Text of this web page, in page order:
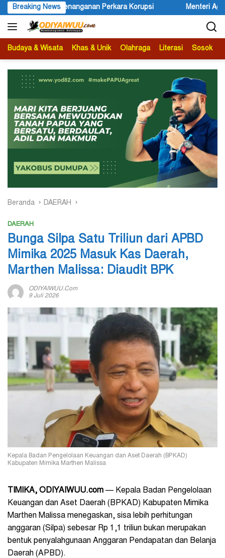
Langsung
ke
konten
Breaking News
Menteri Agama Nasaruddin Umar Diminta Serius
Budaya & Wisata Khas & Unik Olahraga Literasi Sosok
Beranda DAERAH
DAERAH
Bunga Silpa Satu Triliun dari APBD
Mimika 2025 Masuk Kas Daerah,
Marthen Malissa: Diaudit BPK
ODIYAIWUU.com
9 Juli 2026
Kepala Badan Pengelolaan Keuangan dan Aset Daerah (BPKAD)
Kabupaten Mimika Marthen Malissa
TIMIKA, ODIYAIWUU.com — Kepala Badan Pengelolaan
Keuangan dan Aset Daerah (BPKAD) Kabupaten Mimika
Marthen Malissa menegaskan, sisa lebih perhitungan
anggaran (Silpa) sebesar Rp 1,1 triliun bukan merupakan
bentuk penyalahgunaan Anggaran Pendapatan dan Belanja
Daerah (APBD).